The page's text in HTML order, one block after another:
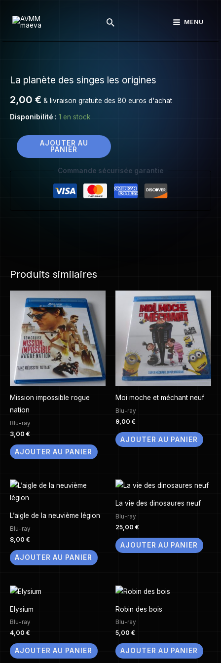
Rechercher MENU
La planète des singes les origines
2,00 € & livraison gratuite des 80 euros d'achat
Disponibilité : 1 en stock
La
des
singes
origines
AJOUTER AU
PANIER
Commande sécurisée garantie
Produits similaires
Mission impossible rogue
nation
Blu-ray
3,00 €
AJOUTER AU PANIER
Moi moche et méchant neuf
Blu-ray
9,00 €
AJOUTER AU PANIER
L’aigle de la neuvième légion
Blu-ray
8,00 €
AJOUTER AU PANIER
La vie des dinosaures neuf
Blu-ray
25,00 €
AJOUTER AU PANIER
Elysium
Blu-ray
4,00 €
AJOUTER AU PANIER
Robin des bois
Blu-ray
5,00 €
AJOUTER AU PANIER
des